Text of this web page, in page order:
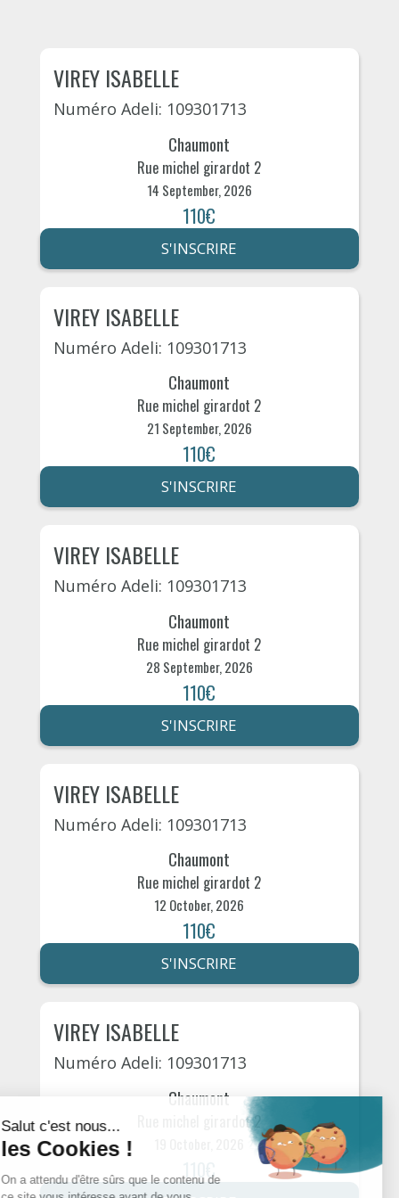
VIREY ISABELLE
Numéro Adeli: 109301713
Chaumont
Rue michel girardot 2
14 September, 2026
110€
S'INSCRIRE
VIREY ISABELLE
Numéro Adeli: 109301713
Chaumont
Rue michel girardot 2
21 September, 2026
110€
S'INSCRIRE
VIREY ISABELLE
Numéro Adeli: 109301713
Chaumont
Rue michel girardot 2
28 September, 2026
110€
S'INSCRIRE
VIREY ISABELLE
Numéro Adeli: 109301713
Chaumont
Rue michel girardot 2
12 October, 2026
110€
S'INSCRIRE
VIREY ISABELLE
Numéro Adeli: 109301713
Chaumont
Rue michel girardot 2
110€